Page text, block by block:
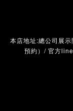
本店地址:總公司展
預約）/ 官方